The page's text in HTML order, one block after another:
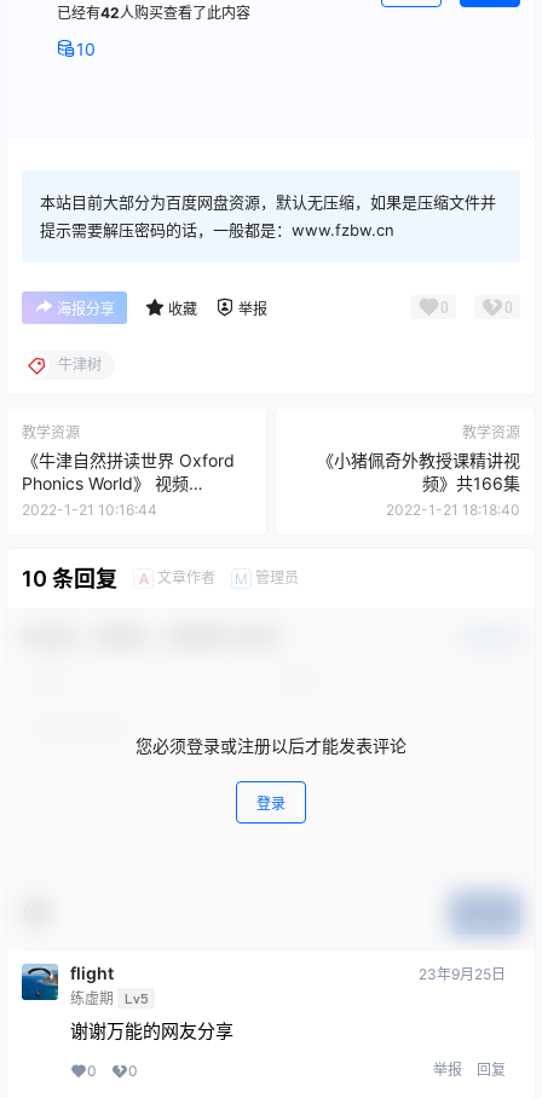
已经有42人购买查看了此内容
10
本站目前大部分为百度网盘资源，默认无压缩，如果是压缩文件并
提示需要解压密码的话，一般都是：www.fzbw.cn
海报分享 收藏 举报 0 0
牛津树
教学资源
《牛津自然拼读世界 Oxford
Phonics World》 视频
MP4（1-5级）
2022-1-21 10:16:44
教学资源
《小猪佩奇外教授课精讲视
频》共166集
2022-1-21 18:18:40
10 条回复 A 文章作者 M 管理员
您必须登录或注册以后才能发表评论
登录
flight
练虚期 Lv5
23年9月25日
谢谢万能的网友分享
0 0 举报 回复